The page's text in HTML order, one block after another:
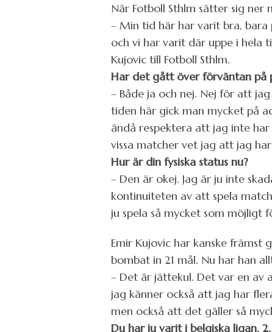
När Fotboll Sthlm sätter sig ner
– Min tid här har varit bra,
och vi har varit där uppe i hela
Kujovic till Fotboll Sthlm.
Har det gått över förväntan på
– Både ja och nej. Nej för att
tiden här gick man mycket på
ändå respektera att jag inte
vissa matcher vet jag att jag
Hur är din fysiska status nu?
– Den är okej. Jag är ju inte
kontinuiteten av att spela
ju spela så mycket som möjligt
Emir Kujovic har kanske
bombat in 21 mål. Nu har han
– Det är jättekul. Det var en av
jag känner också att jag har
men också att det gäller så
Du har ju varit i belgiska ligan,